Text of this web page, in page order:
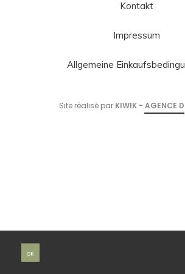
OK
Kontakt
Impressum
Allgemeine
Site réalisé par KIWIK - AGENCE